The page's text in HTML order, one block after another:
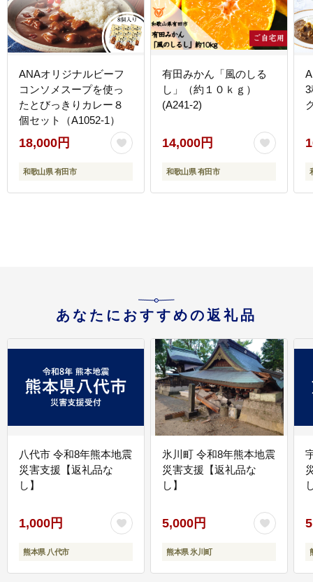
ANAオリジナルビーフ
コンソメスープを使っ
たとびっきりカレー８
個セット（A1052-1）
18,000円
和歌山県 有田市
有田みかん「風のしる
し」（約１０ｋｇ）
(A241-2)
14,000円
和歌山県 有田市
あなたにおすすめの返礼品
八代市 令和8年熊本地震
災害支援【返礼品な
し】
1,000円
熊本県 八代市
氷川町 令和8年熊本地震
災害支援【返礼品な
し】
5,000円
熊本県 氷川町